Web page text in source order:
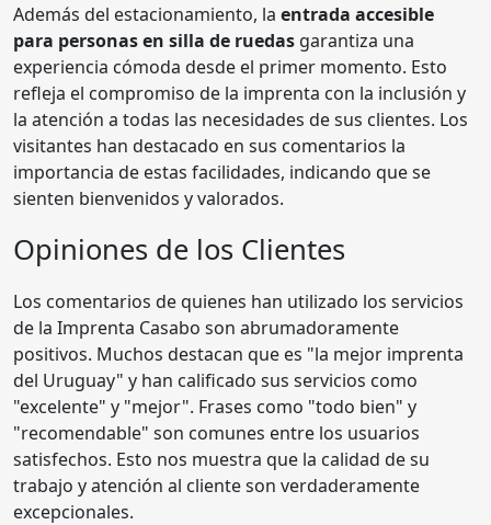
Además del estacionamiento, la entrada accesible
para personas en silla de ruedas garantiza una
experiencia cómoda desde el primer momento. Esto
refleja el compromiso de la imprenta con la inclusión y
la atención a todas las necesidades de sus clientes. Los
visitantes han destacado en sus comentarios la
importancia de estas facilidades, indicando que se
sienten bienvenidos y valorados.
Opiniones de los Clientes
Los comentarios de quienes han utilizado los servicios
de la Imprenta Casabo son abrumadoramente
positivos. Muchos destacan que es "la mejor imprenta
del Uruguay" y han calificado sus servicios como
"excelente" y "mejor". Frases como "todo bien" y
"recomendable" son comunes entre los usuarios
satisfechos. Esto nos muestra que la calidad de su
trabajo y atención al cliente son verdaderamente
excepcionales.